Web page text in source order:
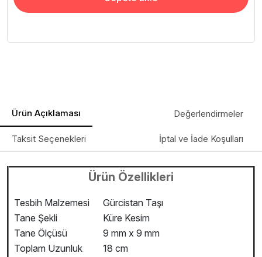
Ürün Açıklaması Değerlendirmeler
Taksit Seçenekleri İptal ve İade Koşulları
Ürün Özellikleri
Tesbih Malzemesi
Gürcistan Taşı
Tane Şekli
Küre Kesim
Tane Ölçüsü
9 mm x 9 mm
Toplam Uzunluk
18 cm